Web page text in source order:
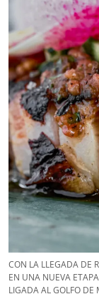
CON LA LLEGADA DE
EN UNA NUEVA
LIGADA AL GOLFO DE